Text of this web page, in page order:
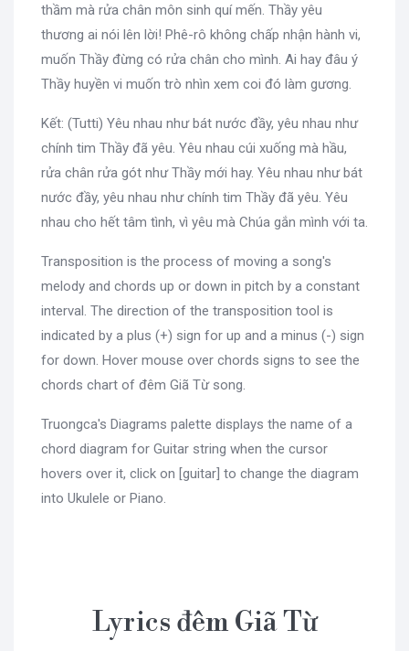
thầm mà rửa chân môn sinh quí mến. Thầy yêu
thương ai nói lên lời! Phê-rô không chấp nhận hành vi,
muốn Thầy đừng có rửa chân cho mình. Ai hay đâu ý
Thầy huyền vi muốn trò nhìn xem coi đó làm gương.
Kết: (Tutti) Yêu nhau như bát nước đầy, yêu nhau như
chính tim Thầy đã yêu. Yêu nhau cúi xuống mà hầu,
rửa chân rửa gót như Thầy mới hay. Yêu nhau như bát
nước đầy, yêu nhau như chính tim Thầy đã yêu. Yêu
nhau cho hết tâm tình, vì yêu mà Chúa gắn mình với ta.
Transposition is the process of moving a song's
melody and chords up or down in pitch by a constant
interval. The direction of the transposition tool is
indicated by a plus (+) sign for up and a minus (-) sign
for down. Hover mouse over chords signs to see the
chords chart of đêm Giã Từ song.
Truongca's Diagrams palette displays the name of a
chord diagram for Guitar string when the cursor
hovers over it, click on [guitar] to change the diagram
into Ukulele or Piano.
Lyrics đêm Giã Từ